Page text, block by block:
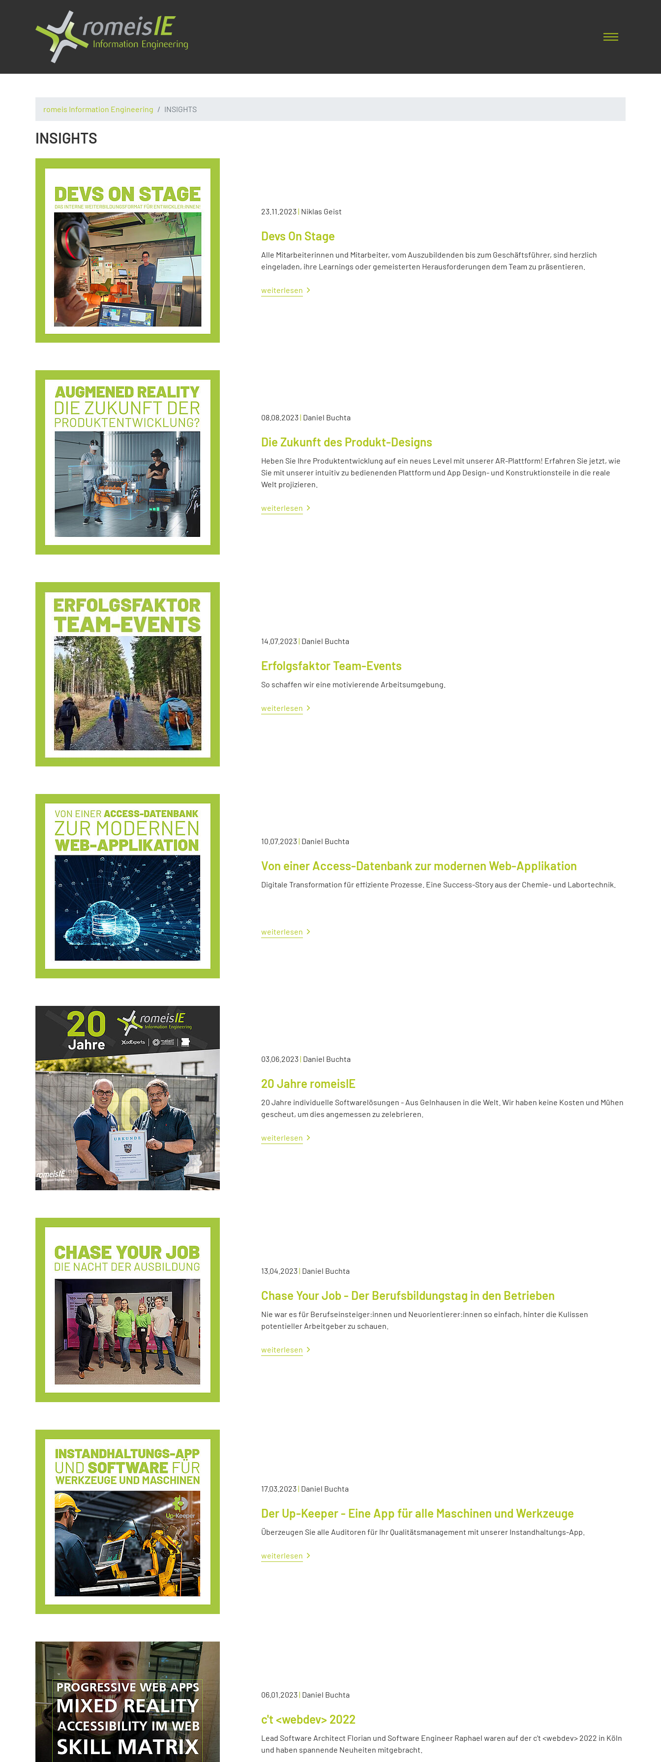
romeis Information Engineering INSIGHTS
INSIGHTS
23.11.2023| Niklas Geist
Devs On Stage
Alle Mitarbeiterinnen und Mitarbeiter, vom Auszubildenden bis zum Geschäftsführer, sind herzlich
eingeladen, ihre Learnings oder gemeisterten Herausforderungen dem Team zu präsentieren.
weiterlesen
08.08.2023| Daniel Buchta
Die Zukunft des Produkt-Designs
Heben Sie Ihre Produktentwicklung auf ein neues Level mit unserer AR-Plattform! Erfahren Sie jetzt, wie
Sie mit unserer intuitiv zu bedienenden Plattform und App Design- und Konstruktionsteile in die reale
Welt projizieren.
weiterlesen
14.07.2023| Daniel Buchta
Erfolgsfaktor Team-Events
So schaffen wir eine motivierende Arbeitsumgebung.
weiterlesen
10.07.2023| Daniel Buchta
Von einer Access-Datenbank zur modernen Web-Applikation
Digitale Transformation für effiziente Prozesse. Eine Success-Story aus der Chemie- und Labortechnik.
weiterlesen
03.06.2023| Daniel Buchta
20 Jahre romeisIE
20 Jahre individuelle Softwarelösungen - Aus Gelnhausen in die Welt. Wir haben keine Kosten und Mühen
gescheut, um dies angemessen zu zelebrieren.
weiterlesen
13.04.2023| Daniel Buchta
Chase Your Job - Der Berufsbildungstag in den Betrieben
Nie war es für Berufseinsteiger:innen und Neuorientierer:innen so einfach, hinter die Kulissen
potentieller Arbeitgeber zu schauen.
weiterlesen
17.03.2023| Daniel Buchta
Der Up-Keeper - Eine App für alle Maschinen und Werkzeuge
Überzeugen Sie alle Auditoren für Ihr Qualitätsmanagement mit unserer Instandhaltungs-App.
weiterlesen
06.01.2023| Daniel Buchta
c't <webdev> 2022
Lead Software Architect Florian und Software Engineer Raphael waren auf der c't <webdev> 2022 in Köln
und haben spannende Neuheiten mitgebracht.